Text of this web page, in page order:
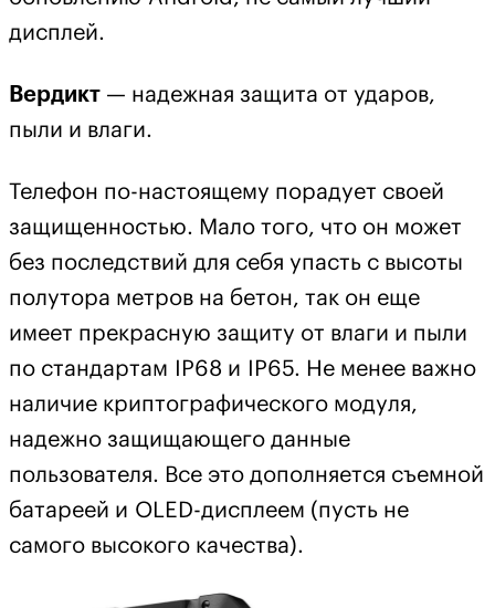
дисплей.
Вердикт — надежная защита от ударов,
пыли и влаги.
Телефон по-настоящему порадует своей
защищенностью. Мало того, что он может
без последствий для себя упасть с высоты
полутора метров на бетон, так он еще
имеет прекрасную защиту от влаги и пыли
по стандартам IP68 и IP65. Не менее важно
наличие криптографического модуля,
надежно защищающего данные
пользователя. Все это дополняется съемной
батареей и OLED-дисплеем (пусть не
самого высокого качества).